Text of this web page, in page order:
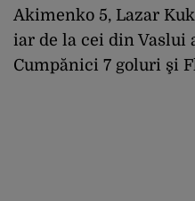
Akimenko 5, Lazar
iar de la cei din Vaslui
Cumpănici 7 goluri şi